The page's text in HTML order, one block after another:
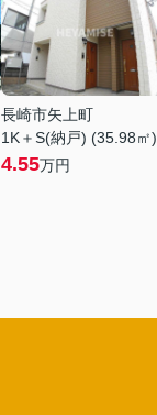
長崎市矢上町
1K＋S(納戸) (35.98㎡)
4.55万円